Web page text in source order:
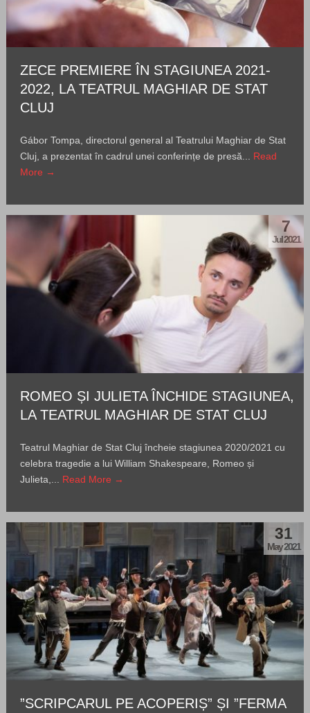
ZECE PREMIERE ÎN STAGIUNEA 2021-
2022, LA TEATRUL MAGHIAR DE STAT
CLUJ
Gábor Tompa, directorul general al Teatrului Maghiar de Stat
Cluj, a prezentat în cadrul unei conferințe de presă... Read
More →
7
Jul 2021
ROMEO ȘI JULIETA ÎNCHIDE STAGIUNEA,
LA TEATRUL MAGHIAR DE STAT CLUJ
Teatrul Maghiar de Stat Cluj încheie stagiunea 2020/2021 cu
celebra tragedie a lui William Shakespeare, Romeo și
Julieta,... Read More →
31
May 2021
”SCRIPCARUL PE ACOPERIȘ” ȘI ”FERMA